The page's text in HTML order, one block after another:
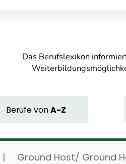
Das Berufslexikon
BerufevonA-Z
| Ground Host/ Ground